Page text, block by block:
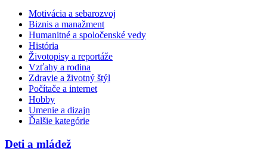
Motivácia a sebarozvoj
Biznis a manažment
Humanitné a spoločenské vedy
História
Životopisy a reportáže
Vzťahy a rodina
Zdravie a životný štýl
Počítače a internet
Hobby
Umenie a dizajn
Ďalšie kategórie
Deti a mládež